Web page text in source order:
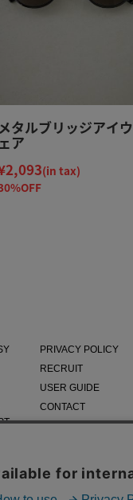
メタルブリッジアイウ
ェア
(in tax)
PRIVACY POLICY
RECRUIT
USER GUIDE
CONTACT
TERMS